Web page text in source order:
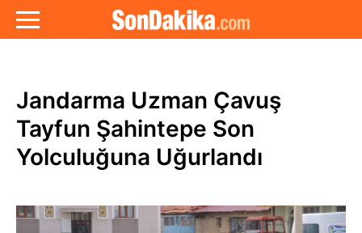
Jandarma Uzman Çavuş
Tayfun Şahintepe Son
Yolculuğuna Uğurlandı